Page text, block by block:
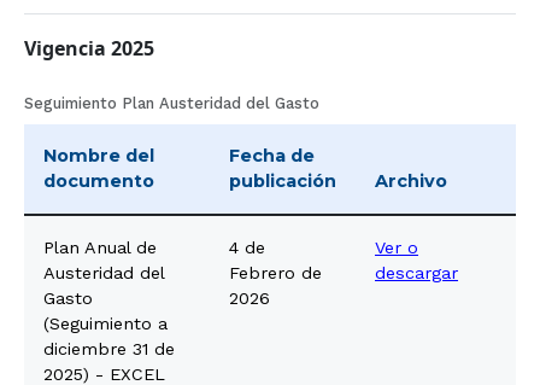
Vigencia 2025
Seguimiento Plan Austeridad del Gasto
Nombre del
documento
Fecha de
publicación
Archivo
Plan Anual de
Austeridad del
Gasto
(Seguimiento a
diciembre 31 de
2025) - EXCEL
4 de
Febrero de
2026
Ver o
descargar